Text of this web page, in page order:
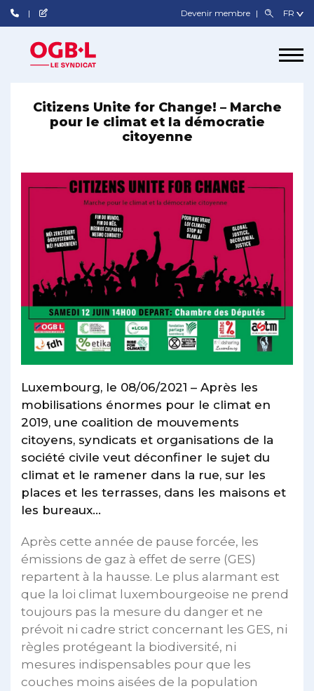
Devenir membre
Citizens Unite for Change! – Marche
pour le climat et la démocratie
citoyenne
Luxembourg, le 08/06/2021 – Après les
mobilisations énormes pour le climat en
2019, une coalition de mouvements
citoyens, syndicats et organisations de la
société civile veut déconfiner le sujet du
climat et le ramener dans la rue, sur les
places et les terrasses, dans les maisons et
les bureaux…
Après cette année de pause forcée, les
émissions de gaz à effet de serre (GES)
repartent à la hausse. Le plus alarmant est
que la loi climat luxembourgeoise ne prend
toujours pas la mesure du danger et ne
prévoit ni cadre strict concernant les GES, ni
règles protégeant la biodiversité, ni
mesures indispensables pour que les
couches moins aisées de la population